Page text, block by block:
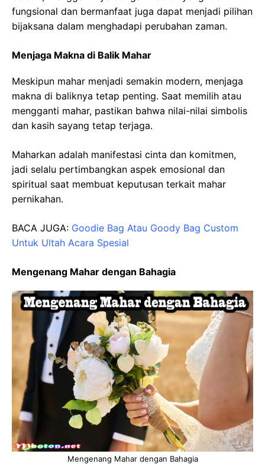
fungsional dan bermanfaat juga dapat menjadi pilihan
bijaksana dalam menghadapi perubahan zaman.
Menjaga Makna di Balik Mahar
Meskipun mahar menjadi semakin modern, menjaga
makna di baliknya tetap penting. Saat memilih atau
mengganti mahar, pastikan bahwa nilai-nilai simbolis
dan kasih sayang tetap terjaga.
Maharkan adalah manifestasi cinta dan komitmen,
jadi selalu pertimbangkan aspek emosional dan
spiritual saat membuat keputusan terkait mahar
pernikahan.
BACA JUGA: Goodie Bag Atau Goody Bag Custom
Untuk Ultah Acara Spesial
Mengenang Mahar dengan Bahagia
Mengenang Mahar dengan Bahagia